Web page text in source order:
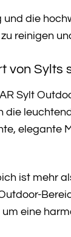
und die
reinigen
von Sylts
Sylt
die
elegante
ist mehr
eine